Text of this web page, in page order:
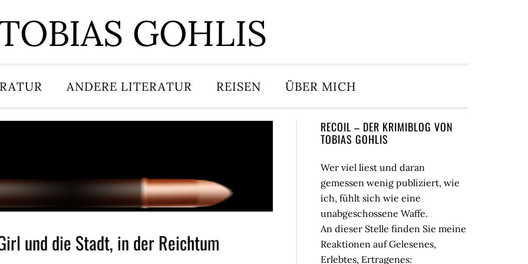
GOHLIS
ANDERE LITERATUR REISEN ÜBER MICH
und die Stadt, in der Reichtum
Seitenspalte
RECOIL – DER KRIMIBLOG VON
TOBIAS GOHLIS
Wer viel liest und daran
gemessen wenig publiziert, wie
ich, fühlt sich wie eine
unabgeschossene Waffe.
An dieser Stelle finden Sie meine
Reaktionen auf Gelesenes,
Erlebtes, Ertragenes: